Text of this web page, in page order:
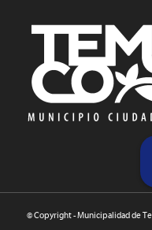
© Copyright - Municipalidad de